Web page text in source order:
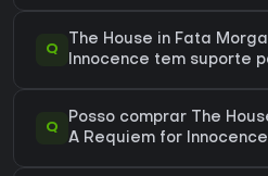
Q
The House in Fata
Innocence tem suporte
Q
Posso comprar The
A Requiem for